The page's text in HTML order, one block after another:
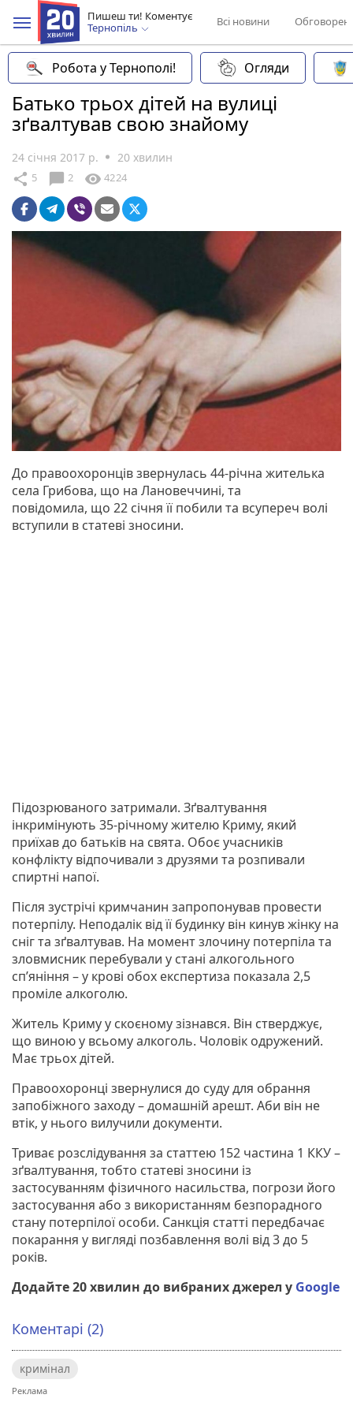
Пишеш ти! Коментує
Тернопіль
Всі новини
Робота у Тернополі! Огляди
Батько трьох дітей на вулиці
зґвалтував свою знайому
24 січня 2017 р. 20 хвилин
share 5 chat_bubble 2 visibility 4224
До правоохоронців звернулась 44-річна жителька
села Грибова, що на Лановеччині, та
повідомила, що 22 січня її побили та всупереч волі
вступили в статеві зносини.
Підозрюваного затримали. Зґвалтування
інкримінують 35-річному жителю Криму, який
приїхав до батьків на свята. Обоє учасників
конфлікту відпочивали з друзями та розпивали
спиртні напої.
Після зустрічі кримчанин запропонував провести
потерпілу. Неподалік від її будинку він кинув жінку на
сніг та зґвалтував. На момент злочину потерпіла та
зловмисник перебували у стані алкогольного
сп’яніння – у крові обох експертиза показала 2,5
проміле алкоголю.
Житель Криму у скоєному зізнався. Він стверджує,
що виною у всьому алкоголь. Чоловік одружений.
Має трьох дітей.
Правоохоронці звернулися до суду для обрання
запобіжного заходу – домашній арешт. Аби він не
втік, у нього вилучили документи.
Триває розслідування за статтею 152 частина 1 ККУ –
зґвалтування, тобто статеві зносини із
застосуванням фізичного насильства, погрози його
застосування або з використанням безпорадного
стану потерпілої особи. Санкція статті передбачає
покарання у вигляді позбавлення волі від 3 до 5
років.
Додайте 20 хвилин до вибраних джерел у Google
Коментарі (2)
кримінал